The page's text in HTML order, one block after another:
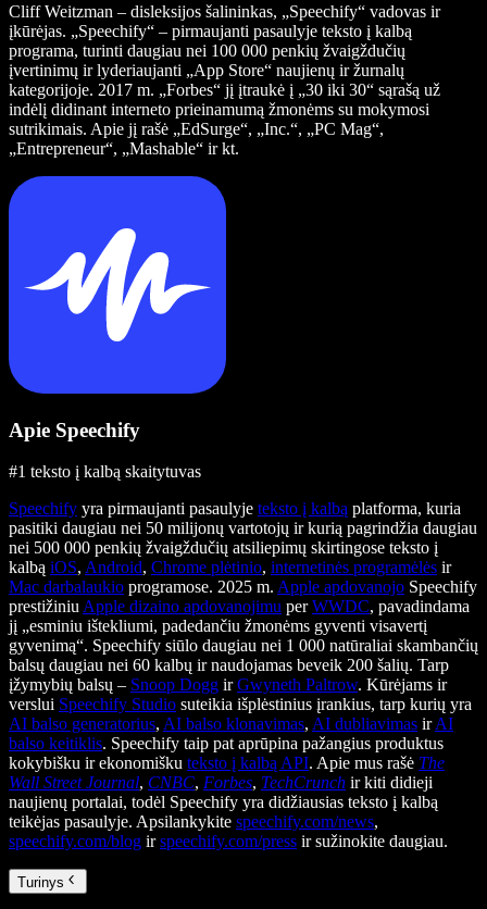
Cliff Weitzman – disleksijos šalininkas, „Speechify“ vadovas ir
įkūrėjas. „Speechify“ – pirmaujanti pasaulyje teksto į kalbą
programa, turinti daugiau nei 100 000 penkių žvaigždučių
įvertinimų ir lyderiaujanti „App Store“ naujienų ir žurnalų
kategorijoje. 2017 m. „Forbes“ jį įtraukė į „30 iki 30“ sąrašą už
indėlį didinant interneto prieinamumą žmonėms su mokymosi
sutrikimais. Apie jį rašė „EdSurge“, „Inc.“, „PC Mag“,
„Entrepreneur“, „Mashable“ ir kt.
Apie Speechify
#1 teksto į kalbą skaitytuvas
Speechify yra pirmaujanti pasaulyje teksto į kalbą platforma, kuria
pasitiki daugiau nei 50 milijonų vartotojų ir kurią pagrindžia daugiau
nei 500 000 penkių žvaigždučių atsiliepimų skirtingose teksto į
kalbą iOS, Android, Chrome plėtinio, internetinės programėlės ir
Mac darbalaukio programose. 2025 m. Apple apdovanojo Speechify
prestižiniu Apple dizaino apdovanojimu perWWDC, pavadindama
jį „esminiu ištekliumi, padedančiu žmonėms gyventi visavertį
gyvenimą“. Speechify siūlo daugiau nei 1 000 natūraliai skambančių
balsų daugiau nei 60 kalbų ir naudojamas beveik 200 šalių. Tarp
įžymybių balsų – Snoop Dogg irGwyneth Paltrow. Kūrėjams ir
verslui Speechify Studio suteikia išplėstinius įrankius, tarp kurių yra
AI balso generatorius, AI balso klonavimas, AI dubliavimas irAI
balso keitiklis. Speechify taip pat aprūpina pažangius produktus
kokybišku ir ekonomišku teksto į kalbą API. Apie mus rašė The
Wall Street Journal, CNBC, Forbes, TechCrunch ir kiti didieji
naujienų portalai, todėl Speechify yra didžiausias teksto į kalbą
teikėjas pasaulyje. Apsilankykite speechify.com/news,
speechify.com/blog irspeechify.com/press ir sužinokite daugiau.
Turinys